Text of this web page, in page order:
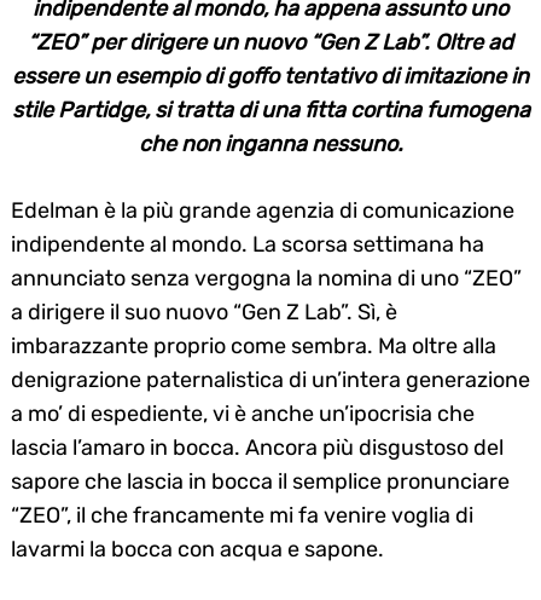
indipendente al mondo, ha appena assunto uno
“ZEO” per dirigere un nuovo “Gen Z Lab”. Oltre ad
essere un esempio di goffo tentativo di imitazione in
stile Partidge, si tratta di una fitta cortina fumogena
che non inganna nessuno.
Edelman è la più grande agenzia di comunicazione
indipendente al mondo. La scorsa settimana ha
annunciato senza vergogna la nomina di uno “ZEO”
a dirigere il suo nuovo “Gen Z Lab”. Sì, è
imbarazzante proprio come sembra. Ma oltre alla
denigrazione paternalistica di un’intera generazione
a mo’ di espediente, vi è anche un’ipocrisia che
lascia l’amaro in bocca. Ancora più disgustoso del
sapore che lascia in bocca il semplice pronunciare
“ZEO”, il che francamente mi fa venire voglia di
lavarmi la bocca con acqua e sapone.